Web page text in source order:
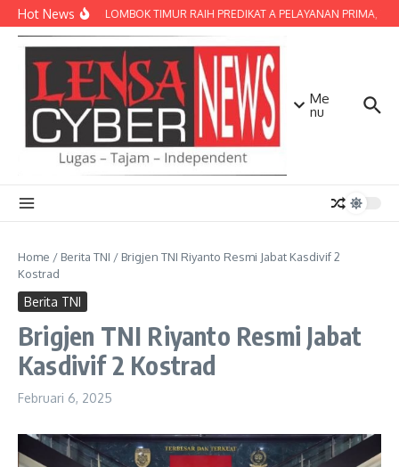
Lewati ke konten
Hot NewsPOLRES LOMBOK TIMUR RAIH PREDIKAT A PELAYANAN PRIMA,
Me
nu
Home / Berita TNI / Brigjen TNI Riyanto Resmi Jabat Kasdivif 2
Kostrad
Berita TNI
Brigjen TNI Riyanto Resmi Jabat
Kasdivif 2 Kostrad
Februari 6, 2025